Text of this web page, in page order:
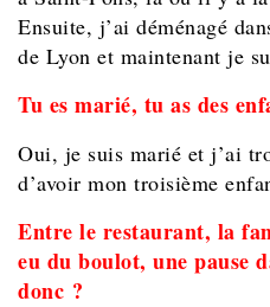
Ensuite, j’ai déménagé
de Lyon et maintenant je
Tu es marié, tu as des
Oui, je suis marié et j’ai
d’avoir mon troisième
Entre le restaurant, la
eu du boulot, une pause
donc ?